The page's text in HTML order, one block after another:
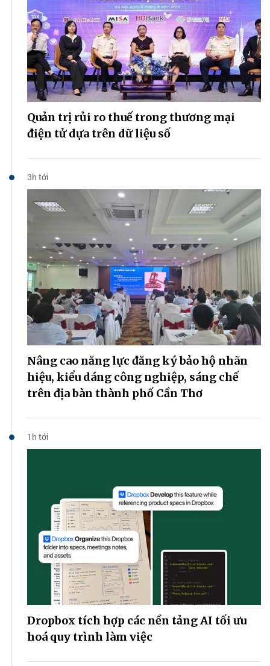
Quản trị rủi ro thuế trong thương mại
điện tử dựa trên dữ liệu số
3h tới
Nâng cao năng lực đăng ký bảo hộ nhãn
hiệu, kiểu dáng công nghiệp, sáng chế
trên địa bàn thành phố Cần Thơ
1h tới
Dropbox tích hợp các nền tảng AI tối ưu
hoá quy trình làm việc